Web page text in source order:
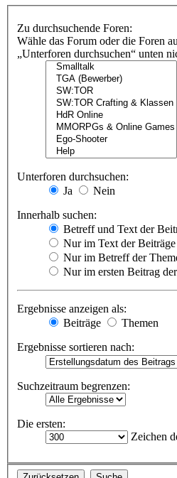
Zu durchsuchende Foren:
Wähle das Forum oder die Foren
„Unterforen durchsuchen“ unten
Unterforen durchsuchen:
Ja
Nein
Innerhalb suchen:
Betreff und Text der
Nur im Text der Beiträge
Nur im Betreff der
Nur im ersten Beitrag
Ergebnisse anzeigen als:
Beiträge
Themen
Ergebnisse sortieren nach:
Suchzeitraum begrenzen:
Die ersten:
Zeichen